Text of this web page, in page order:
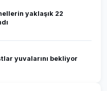
yaklaşık 22
yuvalarını bekliyor